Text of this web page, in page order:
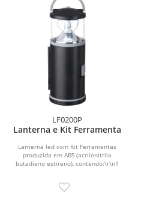
LF0200P
Lanterna e Kit Ferramenta
Lanterna led com Kit Ferramentas
produzida em ABS (acrilonitrila
butadieno estireno), contendo:\r\n1